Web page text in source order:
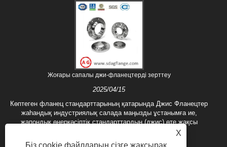
Жоғары сапалы джи-фланецтерді зерттеу
2025/04/15
Көптеген фланец стандарттарының қатарында Джис Фланецтер
жаһандық индустриялық салада маңызды ұстанымға ие,
жапондық өнеркәсіптік стандарттардың (джис) өте жақсы
X
Біз cookie файлдарын сізге жақсырақ